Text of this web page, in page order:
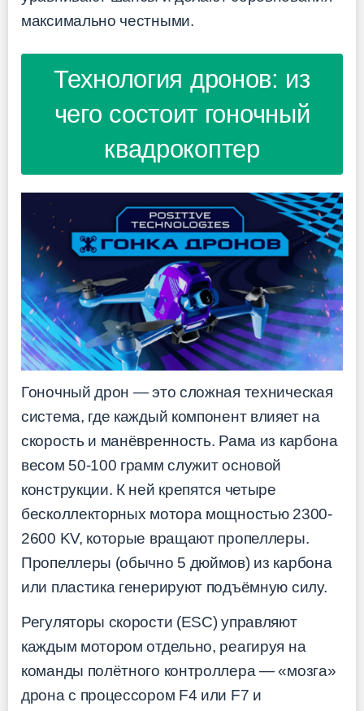
максимально честными.
Технология дронов: из
чего состоит гоночный
квадрокоптер
Гоночный дрон — это сложная техническая
система, где каждый компонент влияет на
скорость и манёвренность. Рама из карбона
весом 50-100 грамм служит основой
конструкции. К ней крепятся четыре
бесколлекторных мотора мощностью 2300-
2600 KV, которые вращают пропеллеры.
Пропеллеры (обычно 5 дюймов) из карбона
или пластика генерируют подъёмную силу.
Регуляторы скорости (ESC) управляют
каждым мотором отдельно, реагируя на
команды полётного контроллера — «мозга»
дрона с процессором F4 или F7 и